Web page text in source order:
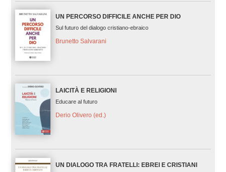
UN PERCORSO DIFFICILE ANCHE PER DIO
Sul futuro del dialogo cristiano-ebraico
Brunetto Salvarani
LAICITÀ E RELIGIONI
Educare al futuro
Derio Olivero (ed.)
UN DIALOGO TRA FRATELLI: EBREI E CRISTIANI